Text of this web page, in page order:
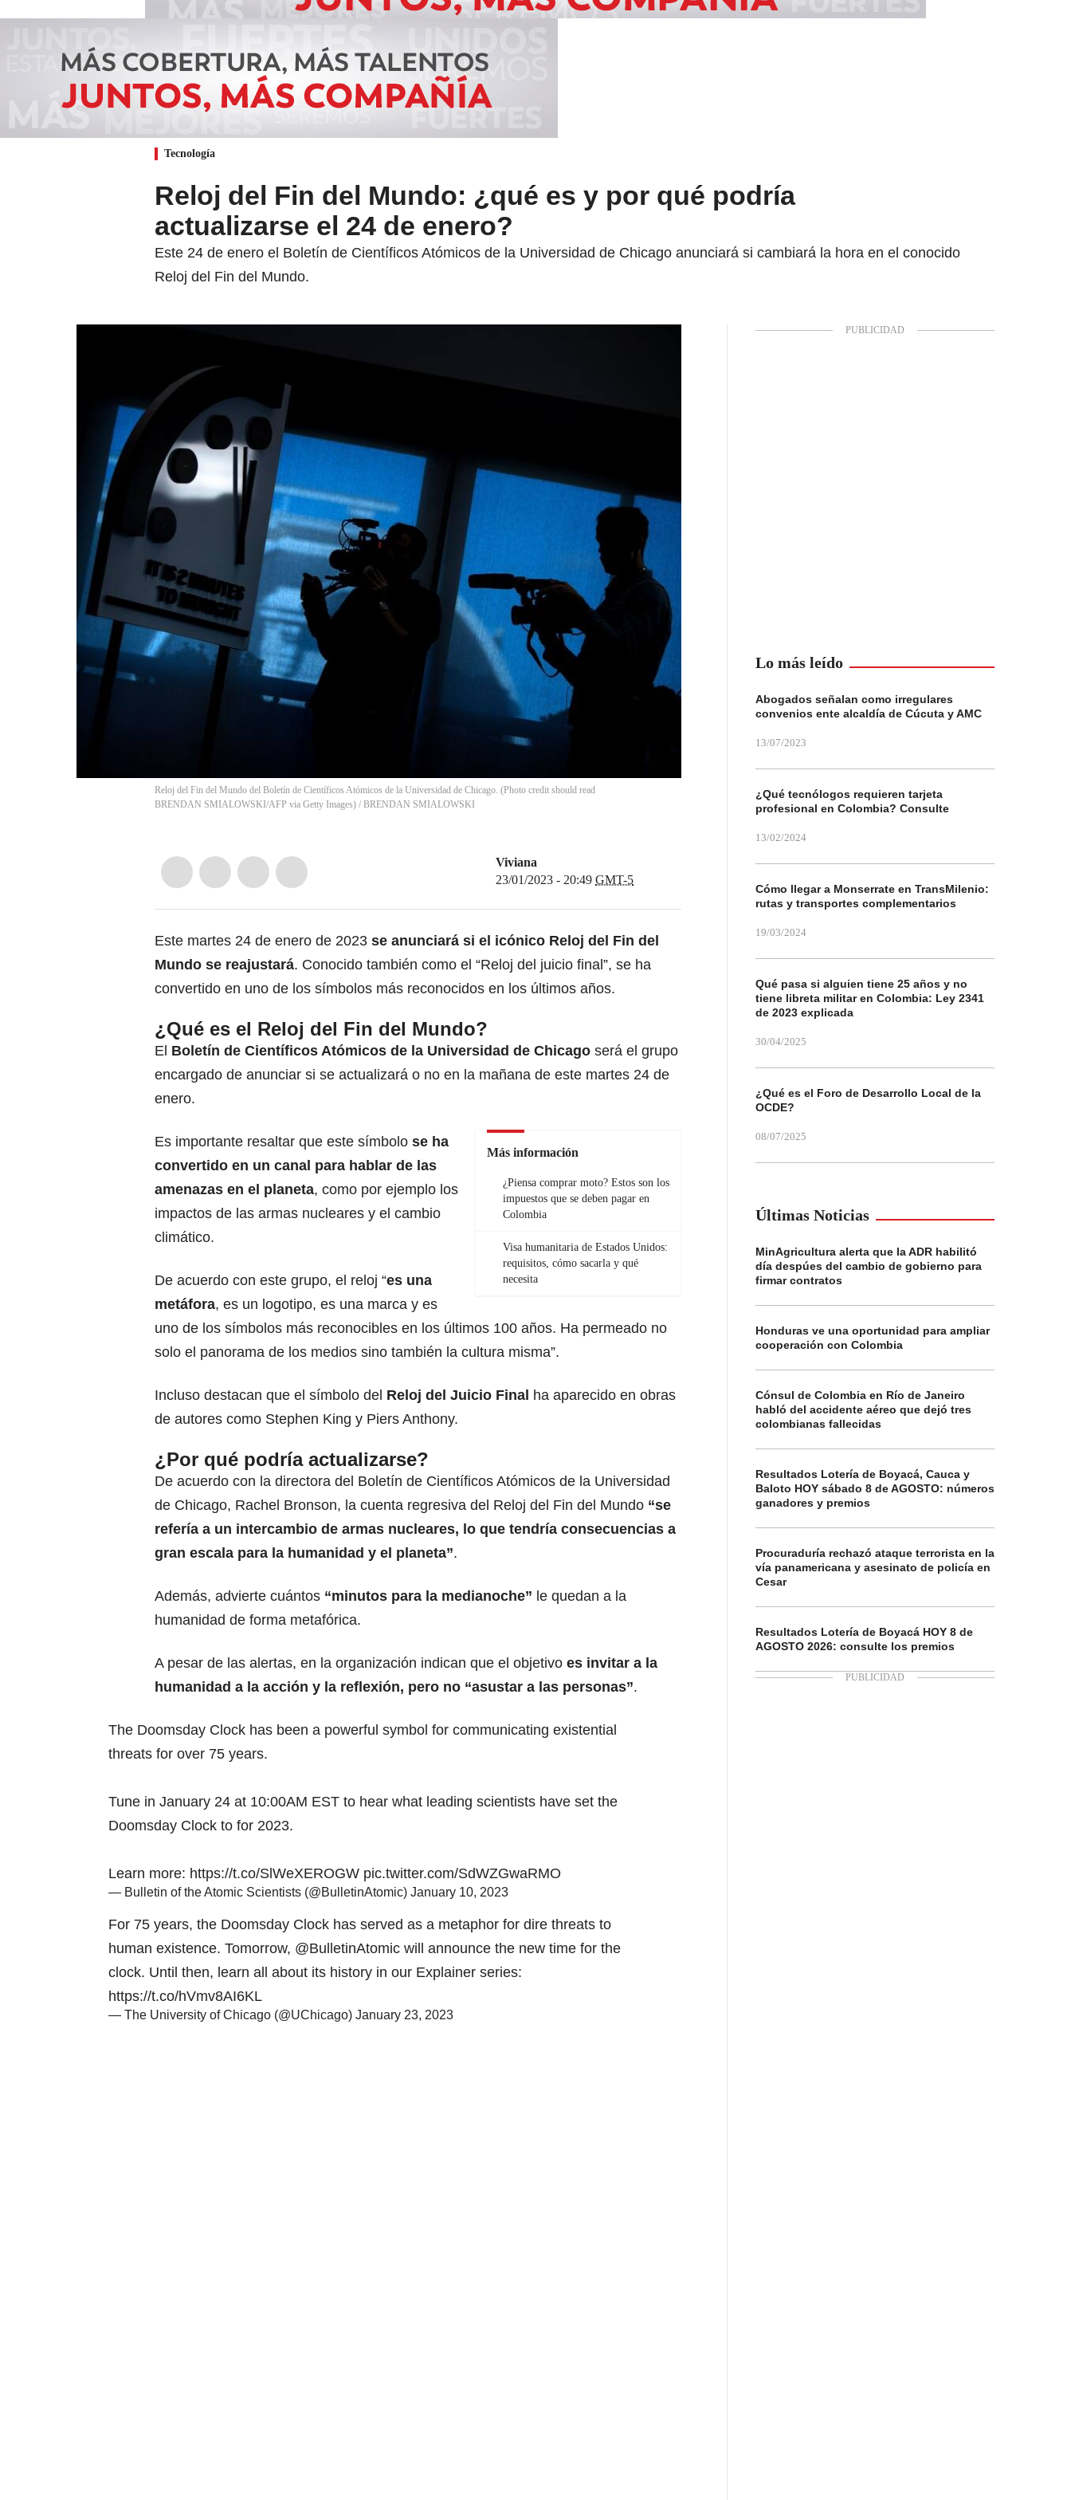
Tecnología
Reloj del Fin del Mundo: ¿qué es y por qué podría
actualizarse el 24 de enero?
Este 24 de enero el Boletín de Científicos Atómicos de la Universidad de Chicago anunciará si cambiará la hora en el conocido
Reloj del Fin del Mundo.
Reloj del Fin del Mundo del Boletín de Científicos Atómicos de la Universidad de Chicago. (Photo credit should read
BRENDAN SMIALOWSKI/AFP via Getty Images) / BRENDAN SMIALOWSKI
Viviana
23/01/2023 - 20:49 GMT-5
Este martes 24 de enero de 2023 se anunciará si el icónico Reloj del Fin del
Mundo se reajustará. Conocido también como el “Reloj del juicio final”, se ha
convertido en uno de los símbolos más reconocidos en los últimos años.
¿Qué es el Reloj del Fin del Mundo?
El Boletín de Científicos Atómicos de la Universidad de Chicago será el grupo
encargado de anunciar si se actualizará o no en la mañana de este martes 24 de
enero.
Más información
¿Piensa comprar moto? Estos son los
impuestos que se deben pagar en
Colombia
Visa humanitaria de Estados Unidos:
requisitos, cómo sacarla y qué
necesita
Es importante resaltar que este símbolo se ha
convertido en un canal para hablar de las
amenazas en el planeta, como por ejemplo los
impactos de las armas nucleares y el cambio
climático.
De acuerdo con este grupo, el reloj “es una
metáfora, es un logotipo, es una marca y es
uno de los símbolos más reconocibles en los últimos 100 años. Ha permeado no
solo el panorama de los medios sino también la cultura misma”.
Incluso destacan que el símbolo del Reloj del Juicio Final ha aparecido en obras
de autores como Stephen King y Piers Anthony.
¿Por qué podría actualizarse?
De acuerdo con la directora del Boletín de Científicos Atómicos de la Universidad
de Chicago, Rachel Bronson, la cuenta regresiva del Reloj del Fin del Mundo “se
refería a un intercambio de armas nucleares, lo que tendría consecuencias a
gran escala para la humanidad y el planeta”.
Además, advierte cuántos “minutos para la medianoche” le quedan a la
humanidad de forma metafórica.
A pesar de las alertas, en la organización indican que el objetivo es invitar a la
humanidad a la acción y la reflexión, pero no “asustar a las personas”.
The Doomsday Clock has been a powerful symbol for communicating existential
threats for over 75 years.
Tune in January 24 at 10:00AM EST to hear what leading scientists have set the
Doomsday Clock to for 2023.
Learn more: https://t.co/SlWeXEROGW pic.twitter.com/SdWZGwaRMO
— Bulletin of the Atomic Scientists (@BulletinAtomic) January 10, 2023
For 75 years, the Doomsday Clock has served as a metaphor for dire threats to
human existence. Tomorrow, @BulletinAtomic will announce the new time for the
clock. Until then, learn all about its history in our Explainer series:
https://t.co/hVmv8AI6KL
— The University of Chicago (@UChicago) January 23, 2023
Lo más leído
Abogados señalan como irregulares
convenios ente alcaldía de Cúcuta y AMC
13/07/2023
¿Qué tecnólogos requieren tarjeta
profesional en Colombia? Consulte
13/02/2024
Cómo llegar a Monserrate en TransMilenio:
rutas y transportes complementarios
19/03/2024
Qué pasa si alguien tiene 25 años y no
tiene libreta militar en Colombia: Ley 2341
de 2023 explicada
30/04/2025
¿Qué es el Foro de Desarrollo Local de la
OCDE?
08/07/2025
Últimas Noticias
MinAgricultura alerta que la ADR habilitó
día despúes del cambio de gobierno para
firmar contratos
Honduras ve una oportunidad para ampliar
cooperación con Colombia
Cónsul de Colombia en Río de Janeiro
habló del accidente aéreo que dejó tres
colombianas fallecidas
Resultados Lotería de Boyacá, Cauca y
Baloto HOY sábado 8 de AGOSTO: números
ganadores y premios
Procuraduría rechazó ataque terrorista en la
vía panamericana y asesinato de policía en
Cesar
Resultados Lotería de Boyacá HOY 8 de
AGOSTO 2026: consulte los premios